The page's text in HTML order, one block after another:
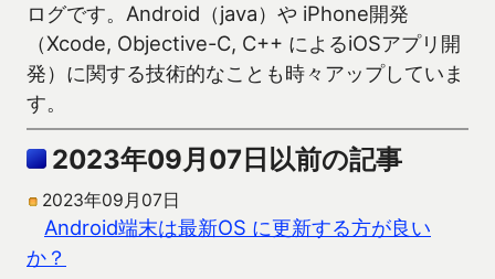
ログです。Android（java）や iPhone開発
（Xcode, Objective-C, C++ によるiOSアプリ開
発）に関する技術的なことも時々アップしていま
す。
2023年09月07日以前の記事
2023年09月07日
Android端末は最新OS に更新する方が良い
か？